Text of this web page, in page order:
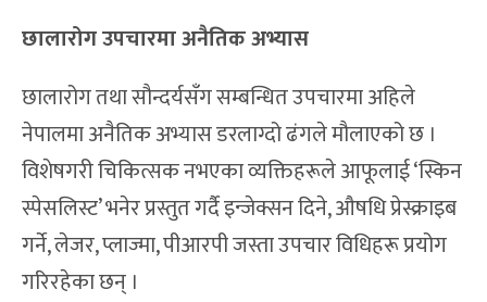
छालारोग उपचारमा अनैतिक अभ्यास
छालारोग तथा सौन्दर्यसँग सम्बन्धित उपचारमा अहिले
नेपालमा अनैतिक अभ्यास डरलाग्दो ढंगले मौलाएको छ ।
विशेषगरी चिकित्सक नभएका व्यक्तिहरूले आफूलाई ‘स्किन
स्पेसलिस्ट’ भनेर प्रस्तुत गर्दै इन्जेक्सन दिने, औषधि प्रेस्क्राइब
गर्ने, लेजर, प्लाज्मा, पीआरपी जस्ता उपचार विधिहरू प्रयोग
गरिरहेका छन् ।